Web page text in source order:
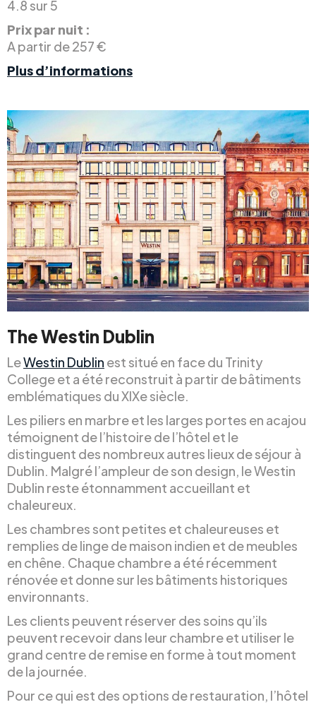
4.8 sur 5
Prix par nuit :
A partir de 257 €
Plus d’informations
The Westin Dublin
LeWestin Dublin est situé en face du Trinity
College et a été reconstruit à partir de bâtiments
emblématiques du XIXe siècle.
Les piliers en marbre et les larges portes en acajou
témoignent de l’histoire de l’hôtel et le
distinguent des nombreux autres lieux de séjour à
Dublin. Malgré l’ampleur de son design, le Westin
Dublin reste étonnamment accueillant et
chaleureux.
Les chambres sont petites et chaleureuses et
remplies de linge de maison indien et de meubles
en chêne. Chaque chambre a été récemment
rénovée et donne sur les bâtiments historiques
environnants.
Les clients peuvent réserver des soins qu’ils
peuvent recevoir dans leur chambre et utiliser le
grand centre de remise en forme à tout moment
de la journée.
Pour ce qui est des options de restauration, l’hôtel